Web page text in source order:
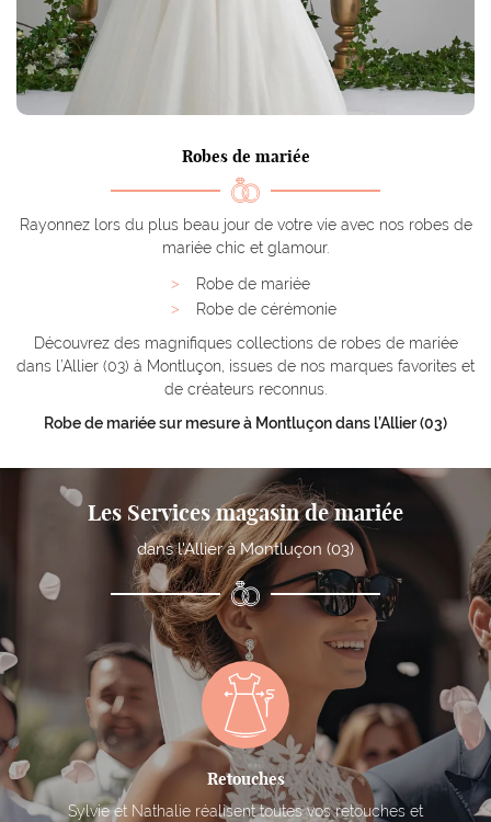
La boutique
services
de mariée
de soirée
enfants
Vidéos
Avis
Contact
Une
Inscription
Rejoignez-
Robes de mariée
Rayonnez lors du plus beau jour de votre vie avec nos robes de
mariée chic et glamour.
Robe de mariée
Robe de cérémonie
Découvrez des magnifiques collections de robes de mariée
dans l’Allier (03) à Montluçon, issues de nos marques favorites et
de créateurs reconnus.
Robe de mariée sur mesure à Montluçon dans l’Allier (03)
Les Services magasin de mariée
dans l'Allier à Montluçon (03)
Retouches
Sylvie et Nathalie réalisent toutes vos retouches et